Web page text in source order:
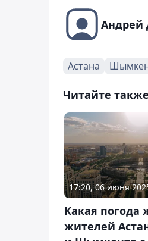
Андрей
Астана
Читайте также
17:20, 06 июня
Какая погода
жителей